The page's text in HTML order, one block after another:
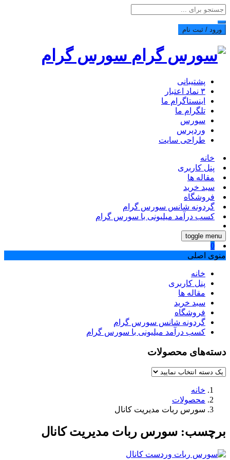
ورود / ثبت نام
سورس گرام
پشتیبانی
۳ نماد اعتبار
اینستاگرام ما
تلگرام ما
سورس
وردپرس
طراحی سایت
خانه
پنل کاربری
مقاله ها
سبد خرید
فروشگاه
گردونه شانس سورس گرام
کسب درآمد میلیونی با سورس گرام
toggle menu
0
منوی اصلی
خانه
پنل کاربری
مقاله ها
سبد خرید
فروشگاه
گردونه شانس سورس گرام
کسب درآمد میلیونی با سورس گرام
دسته‌های محصولات
خانه
محصولات
سورس ربات مدیریت کانال
برچسب: سورس ربات مدیریت کانال